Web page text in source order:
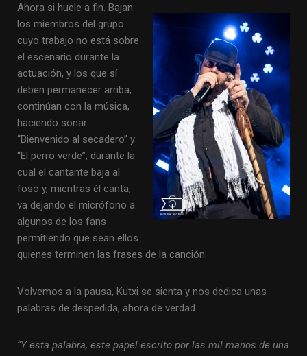
Ahora si huele a fin. Bajan
los miembros del grupo
cuyo trabajo no está sobre
el escenario durante la
actuación, y los que sí
deben permanecer arriba,
continúan con la música,
haciendo sonar
“Bienvenido al secadero” y
“El perro verde”, durante la
cual el cantante baja al
foso y, mientras él canta,
va dejando el micrófono a
algunos de los fans
permitiendo que sean ellos
quienes terminen las frases de la canción.
Volvemos a la pausa, Kutxi se sienta y nos dedica unas
palabras de despedida, ahora de verdad.
“Y esta palabra, este papel escrito por las mil manos de una